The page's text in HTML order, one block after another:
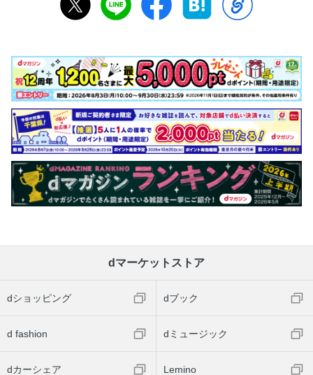
dマーケットストア
dショッピング dブック
d fashion dミュージック
dカーシェア Lemino